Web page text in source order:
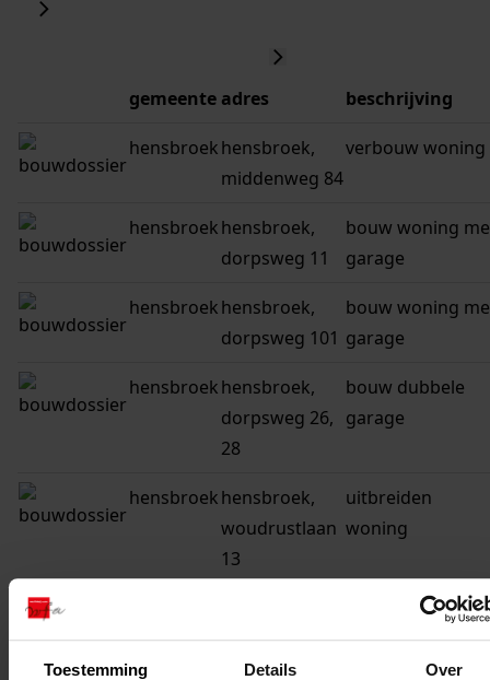
Toestemming Details Over
gemeente adres beschrijving
hensbroekhensbroek,
middenweg 84
verbouw woning
hensbroekhensbroek,
dorpsweg 11
bouw woning
garage
hensbroekhensbroek,
dorpsweg 101
bouw woning
garage
hensbroekhensbroek,
dorpsweg 26,
28
bouw dubbele
garage
hensbroekhensbroek,
woudrustlaan
13
uitbreiden
woning
dorpsweg 13
plaatsen schuur